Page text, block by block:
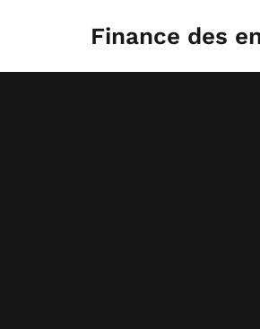
Finance des